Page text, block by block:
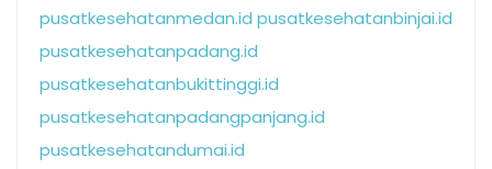
pusatkesehatanmedan.id pusatkesehatanbinjai.id
pusatkesehatanpadang.id
pusatkesehatanbukittinggi.id
pusatkesehatanpadangpanjang.id
pusatkesehatandumai.id